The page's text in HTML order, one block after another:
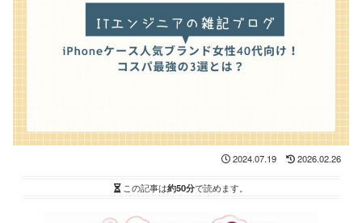
2024.07.19 2026.02.26
この記事は約50分で読めます。